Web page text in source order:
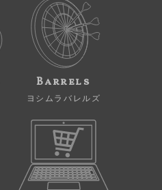
Barrels
ヨシムラバレルズ